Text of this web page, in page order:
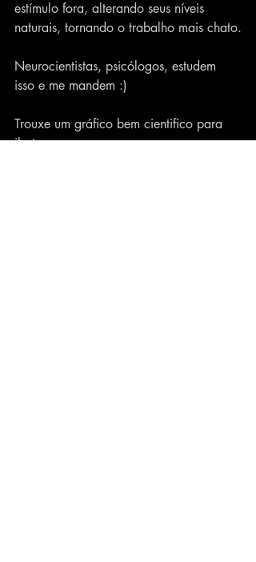
estímulo fora, alterando seus níveis
naturais, tornando o trabalho mais chato.
Neurocientistas, psicólogos, estudem
isso e me mandem :)
Trouxe um gráfico bem cientifico para
ilustrar o caos: